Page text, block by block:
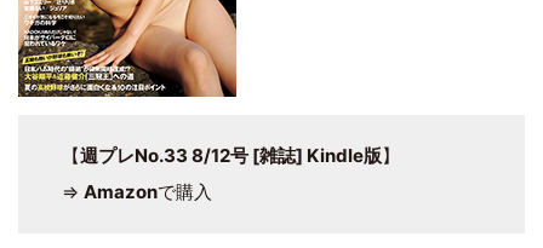
【週プレNo.33 8/12号 [雑誌] Kindle版】
⇒ Amazonで購入